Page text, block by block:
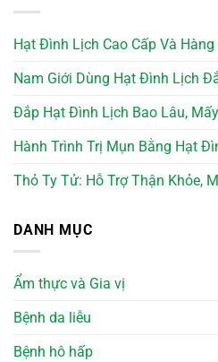
Hạt Đình Lịch Cao Cấp Và
Nam Giới Dùng Hạt Đình Lịch
Đắp Hạt Đình Lịch Bao Lâu,
Hành Trình Trị Mụn Bằng Hạt
Thỏ Ty Tử: Hỗ Trợ Thận Khỏe,
DANH MỤC
Ẩm thực và Gia vị
Bệnh da liễu
Bệnh hô hấp